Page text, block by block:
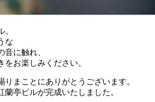
な
音に触れ、
をお楽しみください。
りまことにありがとうございます。
蘭亭ビルが完成いたしました。